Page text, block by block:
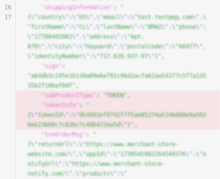
    "shippingInformation"
: "
{ \"country\" : \"US\" , \"email \" : \"test.test@qq.com\" , \
"firstName\" : \"CL\" , \" lastName\" : \"BRW2\" , \"phone\" :
\" 17700492982\" , \"address\" : \"Apt.
870\" , \"city\" : \"Hayward\" , \"postalCode\" : \"66977\" ,
\"identityNumber\" : \" 717.628.937-97\" }" ,
    "sign"
"a64db3c245e1b130a89e6e781c96d2acfa62aa54377c5f7a135
35b2f186af0df" ,
    "subProductType"
: "TOKEN" ,
    "tokenInfo"
: "
{ \"tokenId\" : \"0b3993ef0742f7f5ae85274a514bd00e9a502
6eb23b08c7c83bc7c40b472ea5d\" }" ,
    "txnOrderMsg"
: "
{ \"returnUrl \" : \"https://www.merchant-store-
website.com/\" , \"appId\" : \" 1739545982264549376\" , \"n
otifyUrl \" : \"https://www.merchant-store-
notify.com/\" , \"products\" : \"
16
17